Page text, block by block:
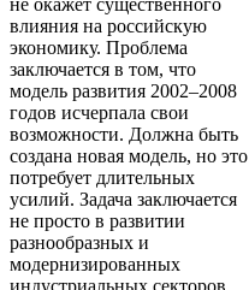
влияния на российскую
экономику. Проблема
заключается в том, что
модель развития 2002–2008
годов исчерпала свои
возможности. Должна быть
создана новая модель, но это
потребует длительных
усилий. Задача заключается
не просто в развитии
разнообразных и
модернизированных
индустриальных секторов,